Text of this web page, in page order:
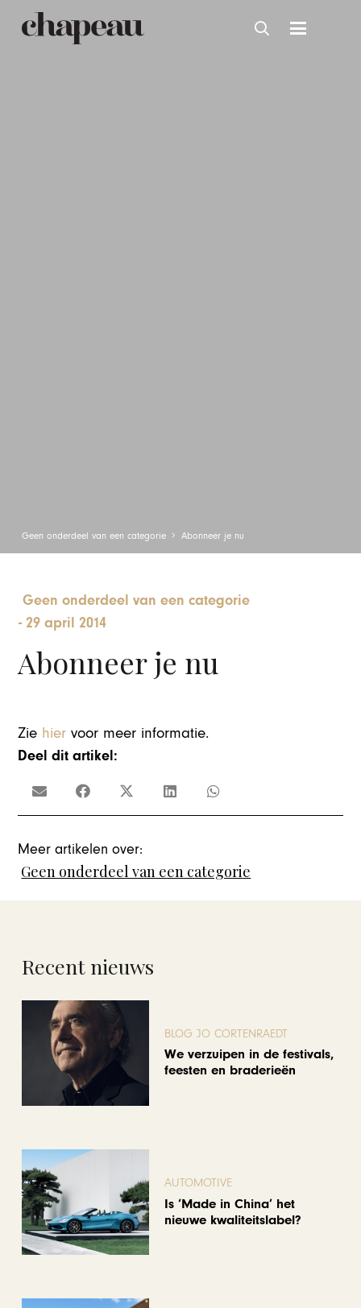
Geen onderdeel van een categorie Abonneer je nu
Geen onderdeel van een categorie
-29 april 2014
Abonneer je nu
Zie hier voor meer informatie.
Deel dit artikel:
Meer artikelen over:
Geen onderdeel van een categorie
Recent nieuws
BLOG JO CORTENRAEDT
We verzuipen in de festivals,
feesten en braderieën
AUTOMOTIVE
Is ‘Made in China’ het
nieuwe kwaliteitslabel?